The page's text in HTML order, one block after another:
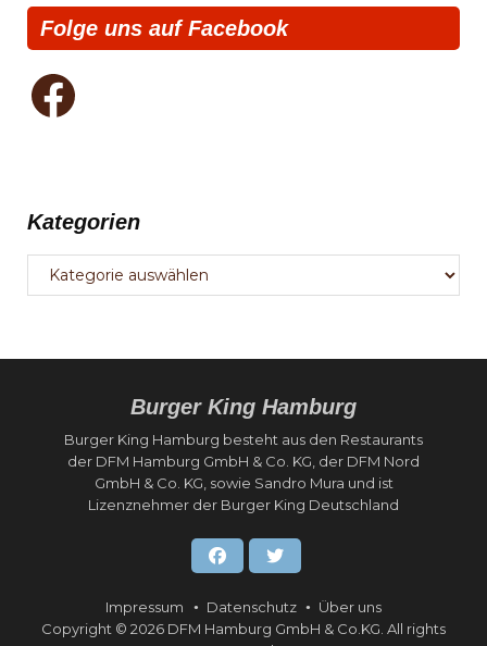
Folge uns auf Facebook
Facebook
Kategorien
Kategorien
Burger King Hamburg
Burger King Hamburg besteht aus den Restaurants
der DFM Hamburg GmbH & Co. KG, der DFM Nord
GmbH & Co. KG, sowie Sandro Mura und ist
Lizenznehmer der Burger King Deutschland
FacebookTwitter
Impressum Datenschutz
Über uns
Copyright © 2026 DFM Hamburg GmbH & Co.KG. All rights